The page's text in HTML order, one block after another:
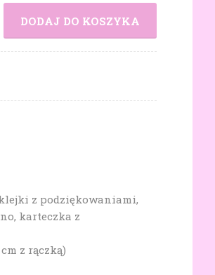
DODAJ DO KOSZYKA
z podziękowaniami,
karteczka z
cm z rączką)